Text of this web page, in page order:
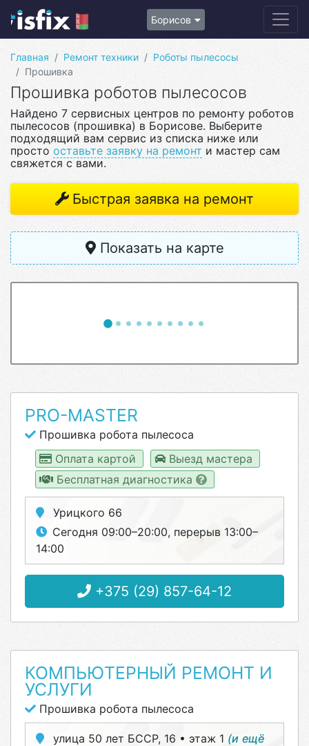
Борисов
Главная Ремонт техники
Роботы пылесосы
Прошивка
Прошивка роботов пылесосов
Найдено 7 сервисных центров по ремонту роботов
пылесосов (прошивка) в Борисове. Выберите
подходящий вам сервис из списка ниже или
просто оставьте заявку на ремонт и мастер сам
свяжется с вами.
Быстрая заявка на ремонт
Показать на карте
PRO-MASTER
Прошивка робота пылесоса
Оплата картой
Выезд мастера
Бесплатная диагностика
Урицкого 66
Сегодня 09:00–20:00, перерыв 13:00–
14:00
+375 (29) 857-64-12
КОМПЬЮТЕРНЫЙ РЕМОНТ И
УСЛУГИ
Прошивка робота пылесоса
улица 50 лет БССР, 16 • этаж 1 (и ещё